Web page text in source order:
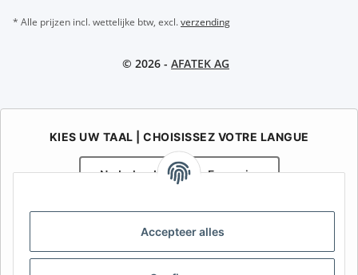
Accepteer alles
* Alle prijzen incl. wettelijke btw, excl.verzending
© 2026 - AFATEK AG
KIES UW TAAL | CHOISISSEZ VOTRE LANGUE
Nederlands Français
Uw specialist in onderdelen voor aanhangwagens | Votre
spécialiste en pièces détachées pour remorques
Contact: info@afatek.com